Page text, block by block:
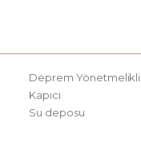
Deprem Yönetmelikli
Kapıcı
Su deposu